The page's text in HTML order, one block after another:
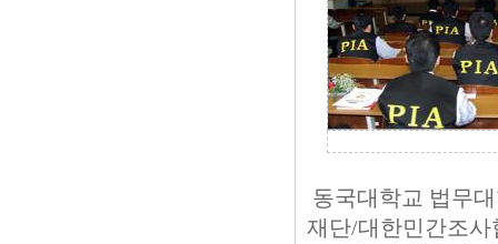
동국대학교 법무
재단/대한민간조